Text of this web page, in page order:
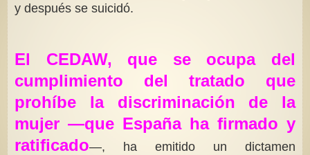
y después se suicidó.
El CEDAW, que se ocupa del
cumplimiento del tratado que
prohíbe la discriminación de la
mujer —que España ha firmado y
ratificado—, ha emitido un dictamen